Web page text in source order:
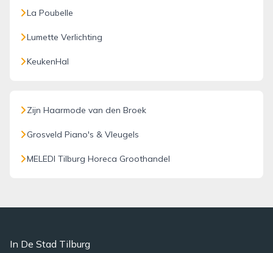
La Poubelle
Lumette Verlichting
KeukenHal
Zijn Haarmode van den Broek
Grosveld Piano's & Vleugels
MELEDI Tilburg Horeca Groothandel
In De Stad Tilburg